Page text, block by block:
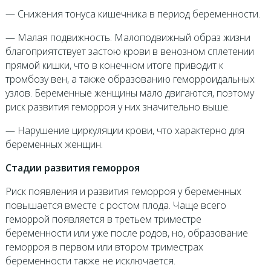
— Снижения тонуса кишечника в период беременности.
— Малая подвижность. Малоподвижный образ жизни
благоприятствует застою крови в венозном сплетении
прямой кишки, что в конечном итоге приводит к
тромбозу вен, а также образованию геморроидальных
узлов. Беременные женщины мало двигаются, поэтому
риск развития геморроя у них значительно выше.
— Нарушение циркуляции крови, что характерно для
беременных женщин.
Стадии развития геморроя
Риск появления и развития геморроя у беременных
повышается вместе с ростом плода. Чаще всего
геморрой появляется в третьем триместре
беременности или уже после родов, но, образование
геморроя в первом или втором триместрах
беременности также не исключается.